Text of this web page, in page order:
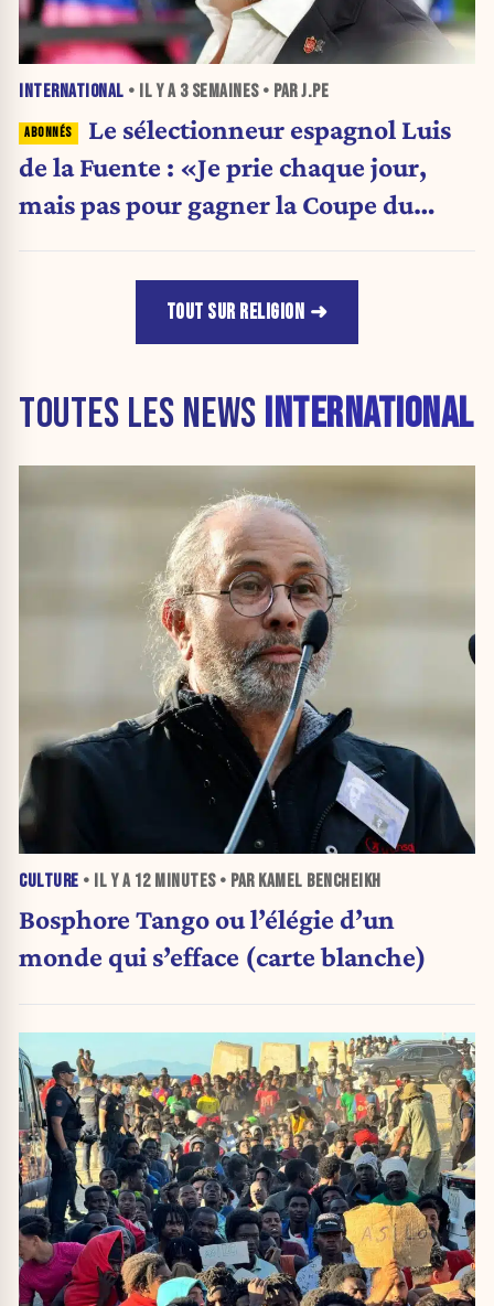
INTERNATIONAL • IL Y A 3 SEMAINES• PAR J.PE
Le sélectionneur espagnol Luis
de la Fuente : «Je prie chaque jour,
mais pas pour gagner la Coupe du
TOUT SUR RELIGION
TOUTES LES NEWS INTERNATIONAL
CULTURE • IL Y A 12 MINUTES• PAR KAMEL BENCHEIKH
Bosphore Tango ou l’élégie d’un
monde qui s’efface (carte blanche)